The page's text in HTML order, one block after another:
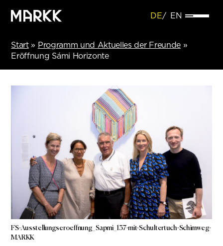
DE EN
Start» Programm und Aktuelles der Freunde»
Eröffnung Sámi Horizonte
FS-Ausstellungseroeffnung_Sapmi_137-mit-Schultertuch-Schimweg-
MARKK